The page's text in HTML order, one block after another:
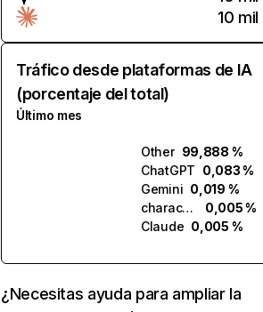
10 mil
Tráfico desde plataformas de IA
(porcentaje del total)
Último mes
Other 99,888 %
ChatGPT 0,083 %
Gemini 0,019 %
character.ai
0,005 %
Claude 0,005 %
¿Necesitas ayuda para ampliar la